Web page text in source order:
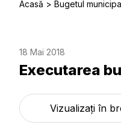
Acasă Bugetul
18 Mai 2018
Executarea
Vizualizați în